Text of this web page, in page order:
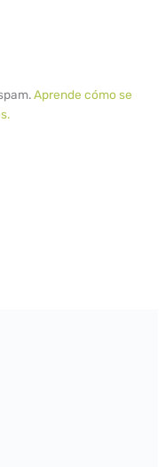
Aprende cómo se